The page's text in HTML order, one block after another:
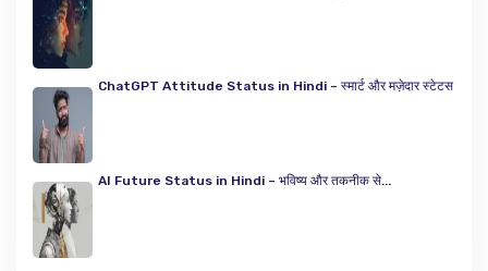
ChatGPT Attitude Status in Hindi – स्मार्ट और मज़ेदार स्टेटस
AI Future Status in Hindi – भविष्य और तकनीक से...